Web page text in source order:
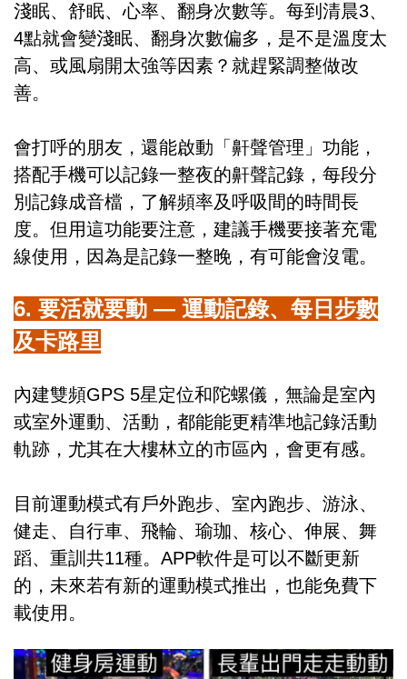
淺眠、舒眠、心率、翻身次數等。每到清晨3、
4點就會變淺眠、翻身次數偏多，是不是溫度太
高、或風扇開太強等因素？就趕緊調整做改
善。
會打呼的朋友，還能啟動「鼾聲管理」功能，
搭配手機可以記錄一整夜的鼾聲記錄，每段分
別記錄成音檔，了解頻率及呼吸間的時間長
度。但用這功能要注意，建議手機要接著充電
線使用，因為是記錄一整晚，有可能會沒電。
6. 要活就要動 — 運動記錄、每日步數
及卡路里
內建雙頻GPS 5星定位和陀螺儀，無論是室內
或室外運動、活動，都能能更精準地記錄活動
軌跡，尤其在大樓林立的市區內，會更有感。
目前運動模式有戶外跑步、室內跑步、游泳、
健走、自行車、飛輪、瑜珈、核心、伸展、舞
蹈、重訓共11種。APP軟件是可以不斷更新
的，未來若有新的運動模式推出，也能免費下
載使用。